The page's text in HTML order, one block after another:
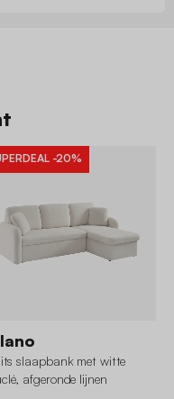
-20%
slaapbank met witte
afgeronde lijnen